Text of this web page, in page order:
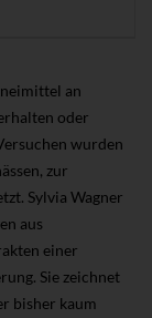
an
oder
wurden
zur
Sylvia Wagner
aus
einer
Sie zeichnet
bisher kaum